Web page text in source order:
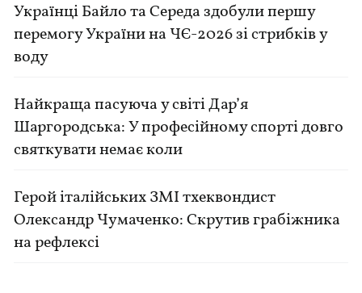
Українці Байло та Середа здобули першу
перемогу України на ЧЄ-2026 зі стрибків у
воду
Найкраща пасуюча у світі Дар’я
Шаргородська: У професійному спорті довго
святкувати немає коли
Герой італійських ЗМІ тхеквондист
Олександр Чумаченко: Скрутив грабіжника
на рефлексі